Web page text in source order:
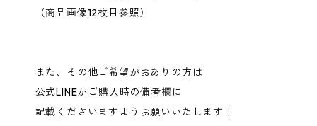
（商品画像12枚目参照）
また、その他ご希望がおありの方は
公式LINEかご購入時の備考欄に
記載くださいますようお願いいたします！